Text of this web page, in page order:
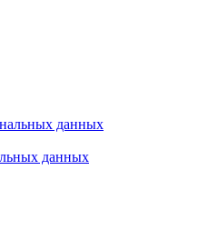
данных
данных